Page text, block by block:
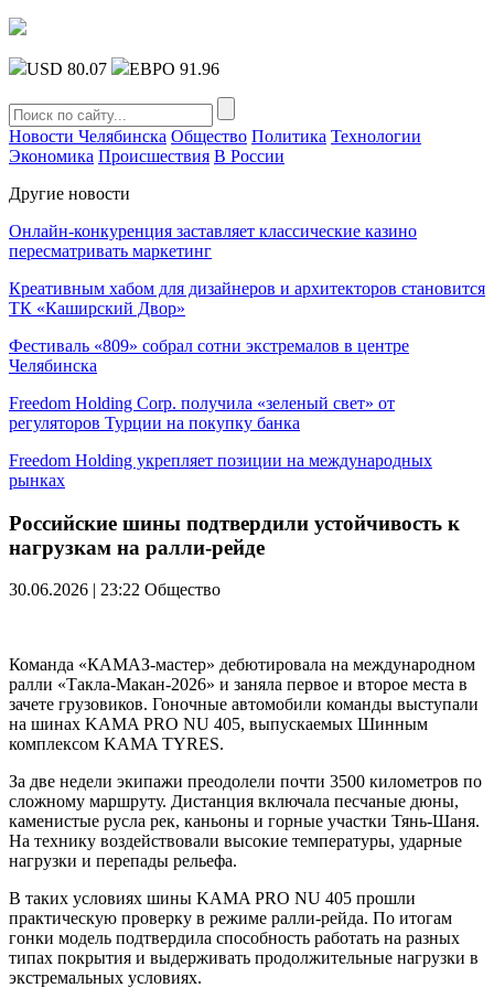
USD 80.07 ЕВРО 91.96
Новости Челябинска Общество Политика Технологии
Экономика Происшествия В России
Другие новости
Онлайн-конкуренция заставляет классические казино
пересматривать маркетинг
Креативным хабом для дизайнеров и архитекторов становится
ТК «Каширский Двор»
Фестиваль «809» собрал сотни экстремалов в центре
Челябинска
Freedom Holding Corp. получила «зеленый свет» от
регуляторов Турции на покупку банка
Freedom Holding укрепляет позиции на международных
рынках
Российские шины подтвердили устойчивость к
нагрузкам на ралли-рейде
30.06.2026 | 23:22 Общество
Команда «КАМАЗ-мастер» дебютировала на международном
ралли «Такла-Макан-2026» и заняла первое и второе места в
зачете грузовиков. Гоночные автомобили команды выступали
на шинах KAMA PRO NU 405, выпускаемых Шинным
комплексом KAMA TYRES.
За две недели экипажи преодолели почти 3500 километров по
сложному маршруту. Дистанция включала песчаные дюны,
каменистые русла рек, каньоны и горные участки Тянь-Шаня.
На технику воздействовали высокие температуры, ударные
нагрузки и перепады рельефа.
В таких условиях шины KAMA PRO NU 405 прошли
практическую проверку в режиме ралли-рейда. По итогам
гонки модель подтвердила способность работать на разных
типах покрытия и выдерживать продолжительные нагрузки в
экстремальных условиях.